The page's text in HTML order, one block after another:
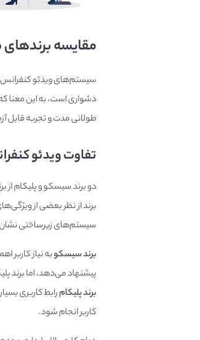
مقایسه
سیستم‌های ویدئو کنفرانس
دشواری است، به این معنا که
طولانی مدت و تجربه قابل
تفاوت ویدئو
برند از نظر بعضی از
سیستم‌های زیرساختی
برند سیسکو
پیشنهاد می‌دهد، اما برند
برند پلیکامرابط کاربری
کاربر انجام شود.